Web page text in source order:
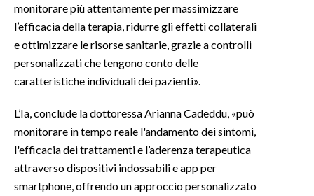
monitorare più attentamente per massimizzare
l’efficacia della terapia, ridurre gli effetti collaterali
e ottimizzare le risorse sanitarie, grazie a controlli
personalizzati che tengono conto delle
caratteristiche individuali dei pazienti».
L’Ia, conclude la dottoressa Arianna Cadeddu, «può
monitorare in tempo reale l'andamento dei sintomi,
l'efficacia dei trattamenti e l’aderenza terapeutica
attraverso dispositivi indossabili e app per
smartphone, offrendo un approccio personalizzato